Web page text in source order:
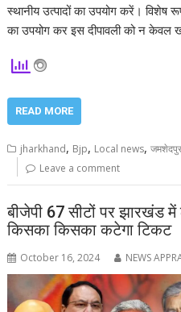
स्थानीय उत्पादों का उपयोग करें। विशेष
का उपयोग कर इस दीपावली को न केवल
READ MORE
jharkhand, Bjp, Local news,
Leave a comment
बीजेपी 67 सीटों पर झारखंड
किसका किसका कटेगा टिकट
October 16, 2024 NEWS